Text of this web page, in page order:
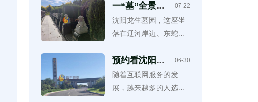
一“墓”全景之
旅，沈阳龙生
墓园园区扫
描，与自然景
07-22
沈阳龙生墓园，这座坐
落在辽河岸边、东蛇山
园，不仅是一处安放逝
者灵魂的静谧之地，更
是一座融合了自然景观
预约看沈阳陵
园时如何保护
个人隐私？
06-30
​随着互联网服务的发
展，越来越多的人选择